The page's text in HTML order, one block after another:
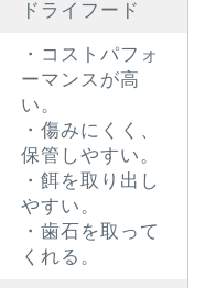
ドライフード
・コストパフォ
ーマンスが高
い。
・傷みにくく、
保管しやすい。
・餌を取り出し
やすい。
・歯石を取って
くれる。